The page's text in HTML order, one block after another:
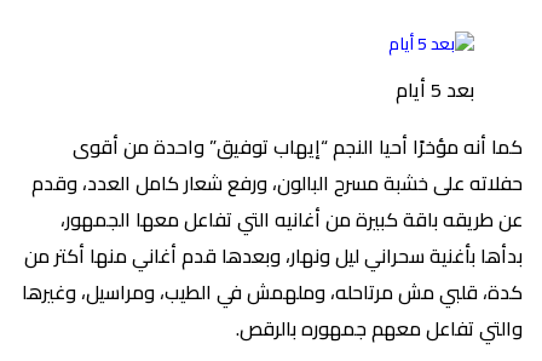
بعد 5 أيام
كما أنه مؤخرًا أحيا النجم “إيهاب توفيق” واحدة من أقوى
حفلاته على خشبة مسرح البالون، ورفع شعار كامل العدد، وقدم
عن طريقه باقة كبيرة من أغانيه التي تفاعل معها الجمهور،
بدأها بأغنية سحراني ليل ونهار، وبعدها قدم أغاني منها أكتر من
كدة، قلبي مش مرتاحله، وملهمش في الطيب، ومراسيل، وغيرها
والتي تفاعل معهم جمهوره بالرقص.